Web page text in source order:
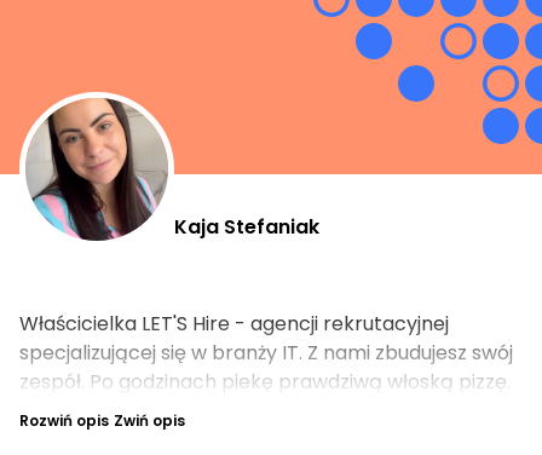
Kaja Stefaniak
Właścicielka LET'S Hire - agencji rekrutacyjnej
specjalizującej się w branży IT. Z nami zbudujesz swój
zespół. Po godzinach piekę prawdziwą włoską pizzę.
Rozwiń opis Zwiń opis